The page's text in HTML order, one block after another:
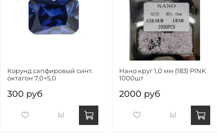
Корунд сапфировый синт.
октагон 7,0×5,0
300 руб
Нано круг 1,0 мм (183) PINK
1000шт
2000 руб